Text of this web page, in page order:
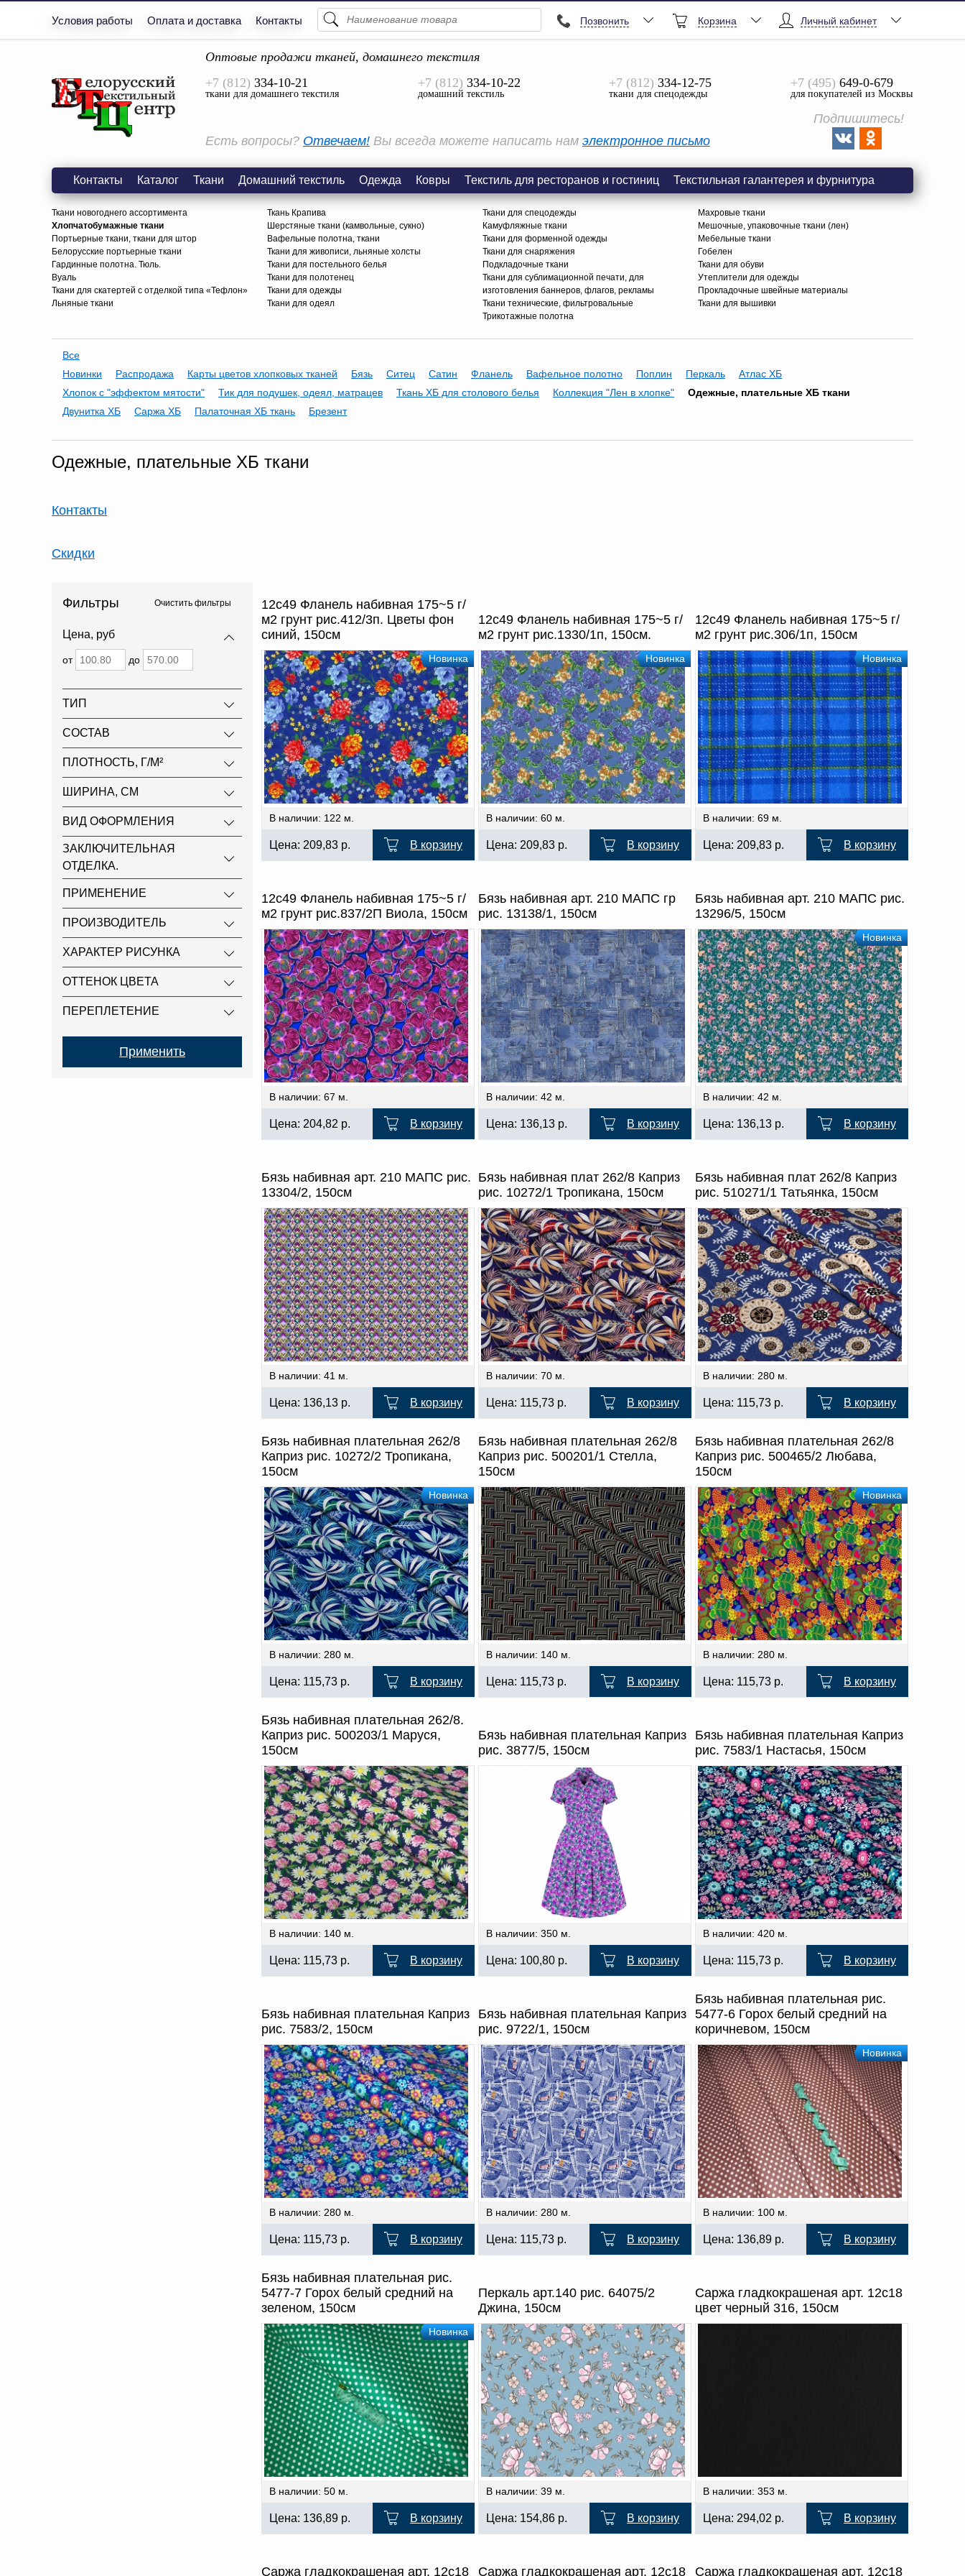
Условия работы Оплата и доставка Контакты
Просмотреть Все
Личный кабинет
Корзина
Позвонить
Оптовые продажи тканей, домашнего текстиля
+7 (812) 334-10-21
ткани для домашнего текстиля
+7 (812) 334-10-22
домашний текстиль
+7 (812) 334-12-75
ткани для спецодежды
+7 (495) 649-0-679
для покупателей из Москвы
Есть вопросы? Отвечаем! Вы всегда можете написать нам электронное письмо
Подпишитесь!
Контакты Каталог Ткани Домашний текстиль Одежда Ковры Текстиль для ресторанов и гостиниц Текстильная галантерея и фурнитура
Ткани новогоднего ассортимента
Хлопчатобумажные ткани
Портьерные ткани, ткани для штор
Белорусские портьерные ткани
Гардинные полотна. Тюль.
Вуаль
Ткани для скатертей с отделкой типа «Тефлон»
Льняные ткани
Ткань Крапива
Шерстяные ткани (камвольные, сукно)
Вафельные полотна, ткани
Ткани для живописи, льняные холсты
Ткани для постельного белья
Ткани для полотенец
Ткани для одежды
Ткани для одеял
Ткани для спецодежды
Камуфляжные ткани
Ткани для форменной одежды
Ткани для снаряжения
Подкладочные ткани
Ткани для сублимационной печати, для
изготовления баннеров, флагов, рекламы
Ткани технические, фильтровальные
Трикотажные полотна
Махровые ткани
Мешочные, упаковочные ткани (лен)
Мебельные ткани
Гобелен
Ткани для обуви
Утеплители для одежды
Прокладочные швейные материалы
Ткани для вышивки
Все
Новинки
Распродажа Карты цветов хлопковых тканей Бязь Ситец Сатин Фланель Вафельное полотно Поплин Перкаль
Атлас ХБ
Хлопок с "эффектом мятости"
Тик для подушек, одеял, матрацев Ткань ХБ для столового белья Коллекция "Лен в хлопке"
Одежные, плательные ХБ ткани
Двунитка ХБ
Саржа ХБ Палаточная ХБ ткань Брезент
Одежные, плательные ХБ ткани
Контакты
Скидки
Фильтры Очистить фильтры
Цена, руб
от до
ТИП
СОСТАВ
ПЛОТНОСТЬ, Г/М²
ШИРИНА, СМ
ВИД ОФОРМЛЕНИЯ
ЗАКЛЮЧИТЕЛЬНАЯ
ОТДЕЛКА.
ПРИМЕНЕНИЕ
ПРОИЗВОДИТЕЛЬ
ХАРАКТЕР РИСУНКА
ОТТЕНОК ЦВЕТА
ПЕРЕПЛЕТЕНИЕ
12с49 Фланель набивная 175~5 г/
м2 грунт рис.412/3п. Цветы фон
синий, 150см
Новинка
В наличии: 122 м.
Цена: 209,83 р. В корзину
12с49 Фланель набивная 175~5 г/
м2 грунт рис.1330/1п, 150см.
Новинка
В наличии: 60 м.
Цена: 209,83 р. В корзину
12с49 Фланель набивная 175~5 г/
м2 грунт рис.306/1п, 150см
Новинка
В наличии: 69 м.
Цена: 209,83 р. В корзину
12с49 Фланель набивная 175~5 г/
м2 грунт рис.837/2П Виола, 150см
В наличии: 67 м.
Цена: 204,82 р. В корзину
Бязь набивная арт. 210 МАПС гр
рис. 13138/1, 150см
В наличии: 42 м.
Цена: 136,13 р. В корзину
Бязь набивная арт. 210 МАПС рис.
13296/5, 150см
Новинка
В наличии: 42 м.
Цена: 136,13 р. В корзину
Бязь набивная арт. 210 МАПС рис.
13304/2, 150см
В наличии: 41 м.
Цена: 136,13 р. В корзину
Бязь набивная плат 262/8 Каприз
рис. 10272/1 Тропикана, 150см
В наличии: 70 м.
Цена: 115,73 р. В корзину
Бязь набивная плат 262/8 Каприз
рис. 510271/1 Татьянка, 150см
В наличии: 280 м.
Цена: 115,73 р. В корзину
Бязь набивная плательная 262/8
Каприз рис. 10272/2 Тропикана,
150см
Новинка
В наличии: 280 м.
Цена: 115,73 р. В корзину
Бязь набивная плательная 262/8
Каприз рис. 500201/1 Стелла,
150см
В наличии: 140 м.
Цена: 115,73 р. В корзину
Бязь набивная плательная 262/8
Каприз рис. 500465/2 Любава,
150см
Новинка
В наличии: 280 м.
Цена: 115,73 р. В корзину
Бязь набивная плательная 262/8.
Каприз рис. 500203/1 Маруся,
150см
В наличии: 140 м.
Цена: 115,73 р. В корзину
Бязь набивная плательная Каприз
рис. 3877/5, 150см
В наличии: 350 м.
Цена: 100,80 р. В корзину
Бязь набивная плательная Каприз
рис. 7583/1 Настасья, 150см
В наличии: 420 м.
Цена: 115,73 р. В корзину
Бязь набивная плательная Каприз
рис. 7583/2, 150см
В наличии: 280 м.
Цена: 115,73 р. В корзину
Бязь набивная плательная Каприз
рис. 9722/1, 150см
В наличии: 280 м.
Цена: 115,73 р. В корзину
Бязь набивная плательная рис.
5477-6 Горох белый средний на
коричневом, 150см
Новинка
В наличии: 100 м.
Цена: 136,89 р. В корзину
Бязь набивная плательная рис.
5477-7 Горох белый средний на
зеленом, 150см
Новинка
В наличии: 50 м.
Цена: 136,89 р. В корзину
Перкаль арт.140 рис. 64075/2
Джина, 150см
В наличии: 39 м.
Цена: 154,86 р. В корзину
Саржа гладкокрашеная арт. 12с18
цвет черный 316, 150см
В наличии: 353 м.
Цена: 294,02 р. В корзину
Саржа гладкокрашеная арт. 12с18 Саржа гладкокрашеная арт. 12с18 Саржа гладкокрашеная арт. 12с18